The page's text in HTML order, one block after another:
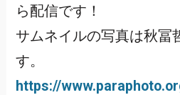
ら配信です！
サムネイルの写真は秋冨
す。
https://